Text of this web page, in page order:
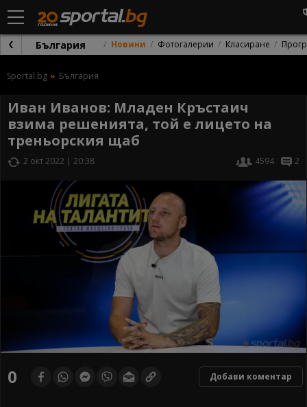
България Новини Фотогалерии Класиране
Sportal.bg България
Иван Иванов: Младен Кръстаич
взима решенията, той е лицето на
треньорския щаб
2 окт 2022 | 20:38 4594 2
0 Добави коментар